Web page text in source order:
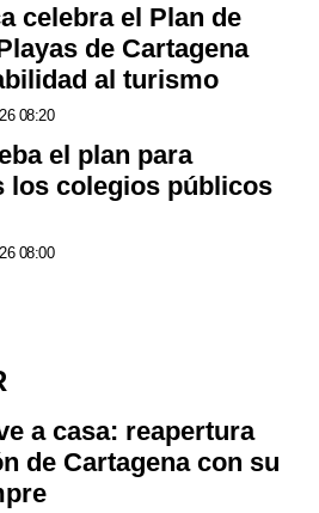
celebra el Plan de
de Cartagena
al turismo
08:20
el plan para
los colegios públicos
08:00
a casa: reapertura
de Cartagena con su